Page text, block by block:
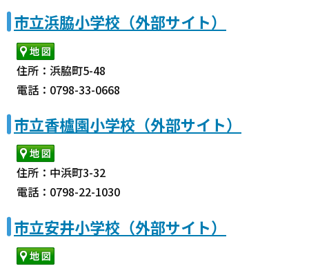
市立浜脇小学校（外部サイト）
住所：浜脇町5-48
電話：0798-33-0668
市立香櫨園小学校（外部サイト）
住所：中浜町3-32
電話：0798-22-1030
市立安井小学校（外部サイト）